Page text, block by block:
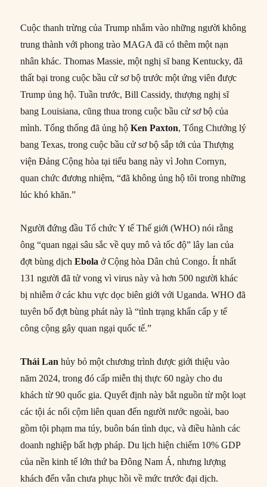
Cuộc thanh trừng của Trump nhắm vào những người không
trung thành với phong trào MAGA đã có thêm một nạn
nhân khác. Thomas Massie, một nghị sĩ bang Kentucky, đã
thất bại trong cuộc bầu cử sơ bộ trước một ứng viên được
Trump ủng hộ. Tuần trước, Bill Cassidy, thượng nghị sĩ
bang Louisiana, cũng thua trong cuộc bầu cử sơ bộ của
mình. Tổng thống đã ủng hộKen Paxton, Tổng Chưởng lý
bang Texas, trong cuộc bầu cử sơ bộ sắp tới của Thượng
viện Đảng Cộng hòa tại tiểu bang này vì John Cornyn,
quan chức đương nhiệm, “đã không ủng hộ tôi trong những
lúc khó khăn.”
Người đứng đầu Tổ chức Y tế Thế giới (WHO) nói rằng
ông “quan ngại sâu sắc về quy mô và tốc độ” lây lan của
đợt bùng dịchEbola ở Cộng hòa Dân chủ Congo. Ít nhất
131 người đã tử vong vì virus này và hơn 500 người khác
bị nhiễm ở các khu vực dọc biên giới với Uganda. WHO đã
tuyên bố đợt bùng phát này là “tình trạng khẩn cấp y tế
công cộng gây quan ngại quốc tế.”
Thái Lan hủy bỏ một chương trình được giới thiệu vào
năm 2024, trong đó cấp miễn thị thực 60 ngày cho du
khách từ 90 quốc gia. Quyết định này bắt nguồn từ một loạt
các tội ác nổi cộm liên quan đến người nước ngoài, bao
gồm tội phạm ma túy, buôn bán tình dục, và điều hành các
doanh nghiệp bất hợp pháp. Du lịch hiện chiếm 10% GDP
của nền kinh tế lớn thứ ba Đông Nam Á, nhưng lượng
khách đến vẫn chưa phục hồi về mức trước đại dịch.